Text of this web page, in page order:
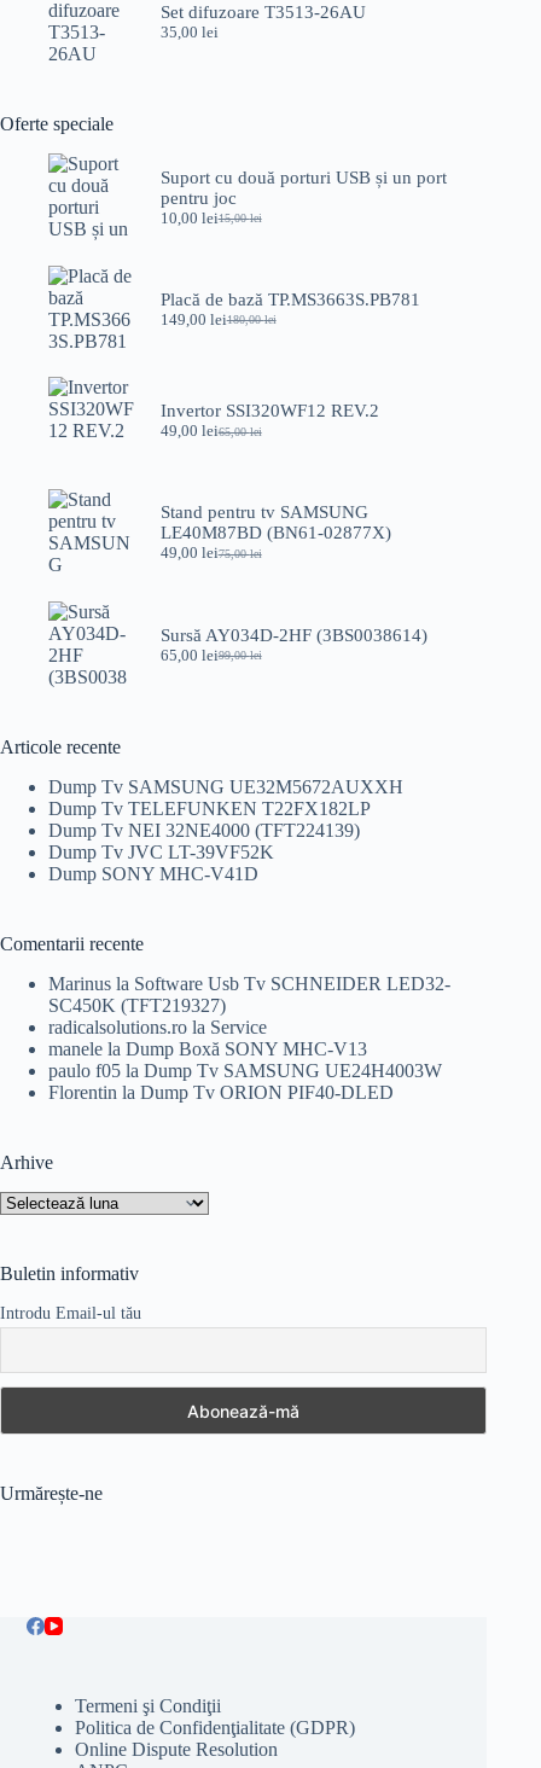
Set difuzoare T3513-26AU
35,00 lei
Oferte speciale
Suport cu două porturi USB și un port
pentru joc
15,00lei
Prețul
15,00 lei.
10,00 leiPrețul
Placă de bază TP.MS3663S.PB781
180,00lei
Prețul
180,00 lei.
149,00 leiPrețul
Invertor SSI320WF12 REV.2
65,00lei
Prețul
65,00 lei.
49,00 leiPrețul
Stand pentru tv SAMSUNG
LE40M87BD (BN61-02877X)
75,00lei
Prețul
75,00 lei.
49,00 leiPrețul
Sursă AY034D-2HF (3BS0038614)
99,00lei
Prețul
65,00 leiPrețul
Articole recente
Dump Tv SAMSUNG UE32M5672AUXXH
Dump Tv TELEFUNKEN T22FX182LP
Dump Tv NEI 32NE4000 (TFT224139)
Dump Tv JVC LT-39VF52K
Dump SONY MHC-V41D
Comentarii recente
Marinus la Software Usb Tv SCHNEIDER LED32-
SC450K (TFT219327)
radicalsolutions.ro la Service
manele la Dump Boxă SONY MHC-V13
paulo f05 la Dump Tv SAMSUNG UE24H4003W
Florentin la Dump Tv ORION PIF40-DLED
Arhive
Arhive
Buletin informativ
Introdu Email-ul tău
Urmărește-ne
Termeni şi Condiţii
Politica de Confidenţialitate (GDPR)
Online Dispute Resolution